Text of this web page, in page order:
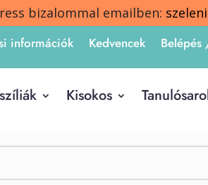
bizalommal emailben:
információk Kedvencek Belépés
Kisokos